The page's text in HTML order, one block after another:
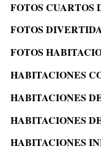
FOTOS CUARTOS
FOTOS
FOTOS
HABITACIONES
HABITACIONES
HABITACIONES
HABITACIONES